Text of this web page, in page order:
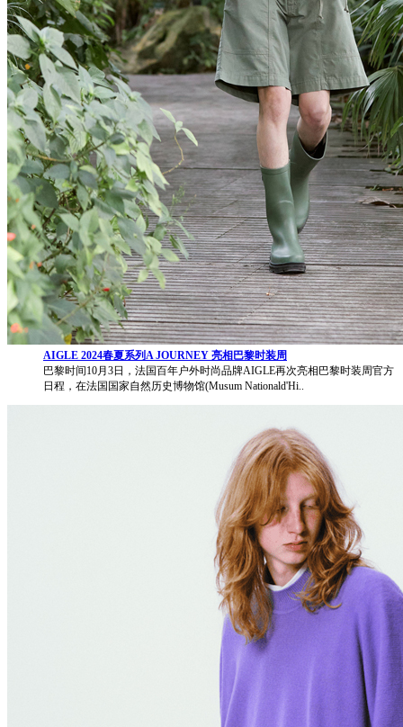
AIGLE 2024春夏系列A JOURNEY 亮相巴黎时装周
巴黎时间10月3日，法国百年户外时尚品牌AIGLE再次亮相巴黎时装周官方
日程，在法国国家自然历史博物馆(Musum Nationald'Hi..